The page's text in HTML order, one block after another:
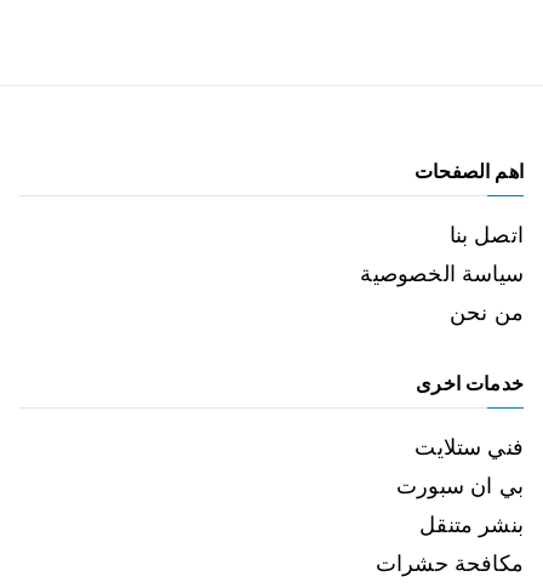
اهم الصفحات
اتصل بنا
سياسة الخصوصية
من نحن
خدمات اخرى
فني ستلايت
بي ان سبورت
بنشر متنقل
مكافحة حشرات